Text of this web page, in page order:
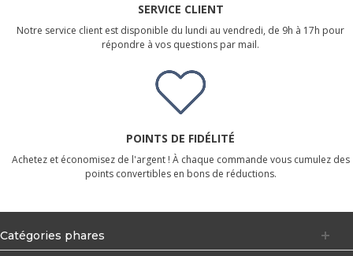
SERVICE CLIENT
Notre service client est disponible du lundi au vendredi, de 9h à 17h pour
répondre à vos questions par mail.
POINTS DE FIDÉLITÉ
Achetez et économisez de l'argent ! À chaque commande vous cumulez des
points convertibles en bons de réductions.
Catégories phares